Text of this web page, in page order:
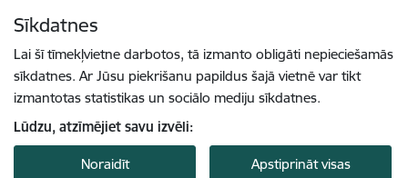
Sīkdatnes
Lai šī tīmekļvietne darbotos, tā izmanto obligāti nepieciešamās
sīkdatnes. Ar Jūsu piekrišanu papildus šajā vietnē var tikt
izmantotas statistikas un sociālo mediju sīkdatnes.
Lūdzu, atzīmējiet savu izvēli:
Noraidīt Apstiprināt visas